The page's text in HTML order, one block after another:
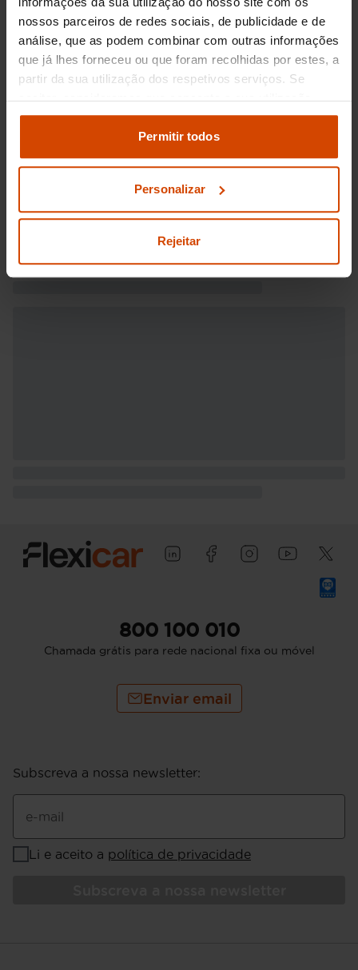
nossos parceiros de redes sociais, de publicidade e de
análise, que as podem combinar com outras informações
que já lhes forneceu ou que foram recolhidas por estes, a
partir da sua utilização dos respetivos serviços. Se
aceitar, consideramos que consente a sua utilização.
Pode modificar as suas opções de consentimento e
definições de cookies
definições e saber mais na nossapolítica de
Permitir todos
Personalizar
Rejeitar
800 100 010
Chamada grátis para rede nacional fixa ou móvel
Enviar email
Subscreva a nossa newsletter:
e-mail
Li e aceito a política de privacidade